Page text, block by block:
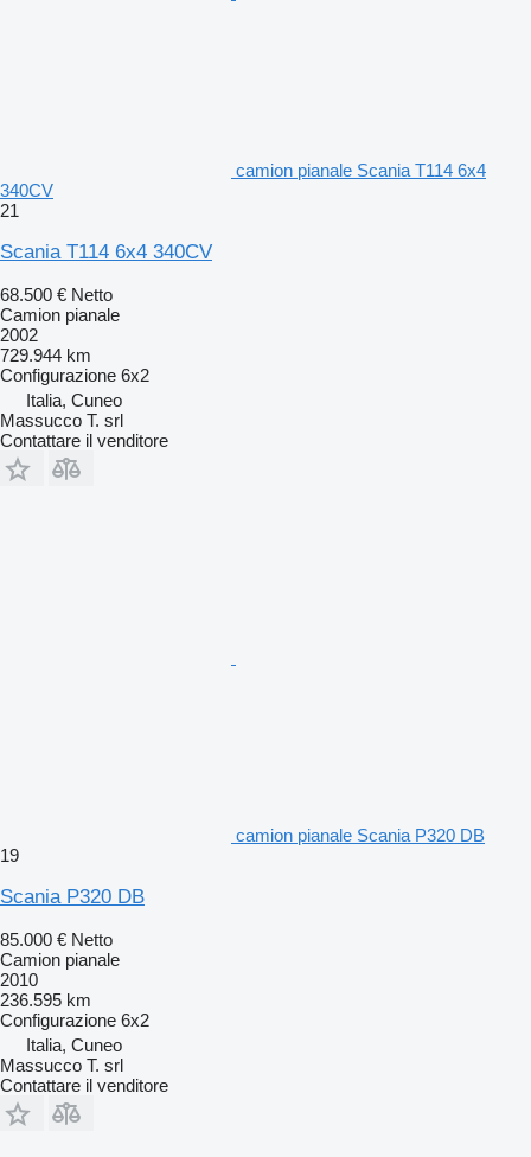
camion pianale Scania T114 6x4
340CV
21
Scania T114 6x4 340CV
68.500 € Netto
Camion pianale
2002
729.944 km
Configurazione 6x2
Italia, Cuneo
Massucco T. srl
Contattare il venditore
camion pianale Scania P320 DB
19
Scania P320 DB
85.000 € Netto
Camion pianale
2010
236.595 km
Configurazione 6x2
Italia, Cuneo
Massucco T. srl
Contattare il venditore